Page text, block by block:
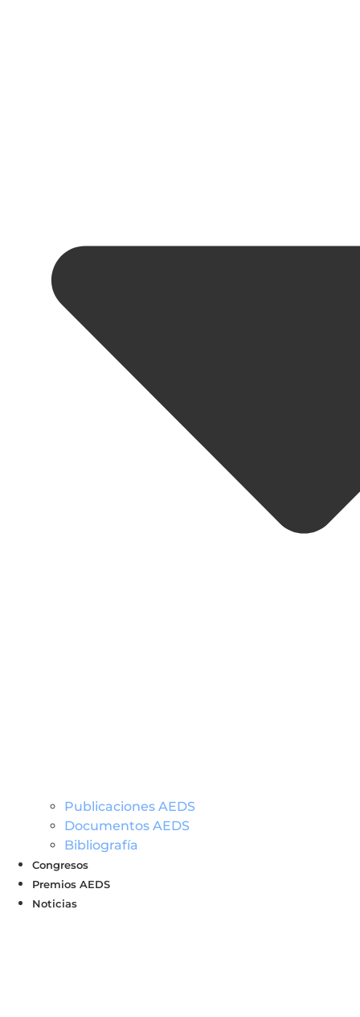
Publicaciones AEDS
Documentos AEDS
Bibliografía
Congresos
Premios AEDS
Noticias